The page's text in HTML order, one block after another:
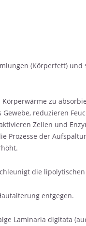
(Körperfett)
zu
reduzieren
Zellen und
Prozesse der
die lipolytischen
entgegen.
Laminaria digitata